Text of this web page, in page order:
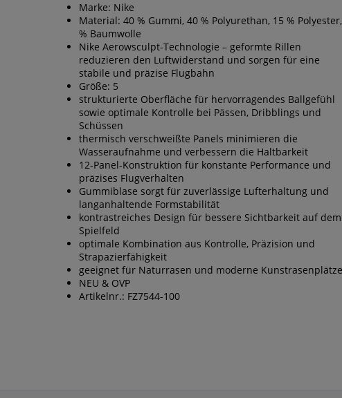
Marke: Nike
Material: 40 % Gummi, 40 % Polyurethan, 15 %
% Baumwolle
Nike Aerowsculpt-Technologie – geformte Rillen
reduzieren den Luftwiderstand und sorgen für eine
stabile und präzise Flugbahn
Größe: 5
strukturierte Oberfläche für hervorragendes Ballgefühl
sowie optimale Kontrolle bei Pässen, Dribblings und
Schüssen
thermisch verschweißte Panels minimieren die
Wasseraufnahme und verbessern die Haltbarkeit
12-Panel-Konstruktion für konstante Performance und
präzises Flugverhalten
Gummiblase sorgt für zuverlässige Lufterhaltung und
langanhaltende Formstabilität
kontrastreiches Design für bessere Sichtbarkeit auf dem
Spielfeld
optimale Kombination aus Kontrolle, Präzision und
Strapazierfähigkeit
geeignet für Naturrasen und moderne Kunstrasenplätze
NEU & OVP
Artikelnr.: FZ7544-100